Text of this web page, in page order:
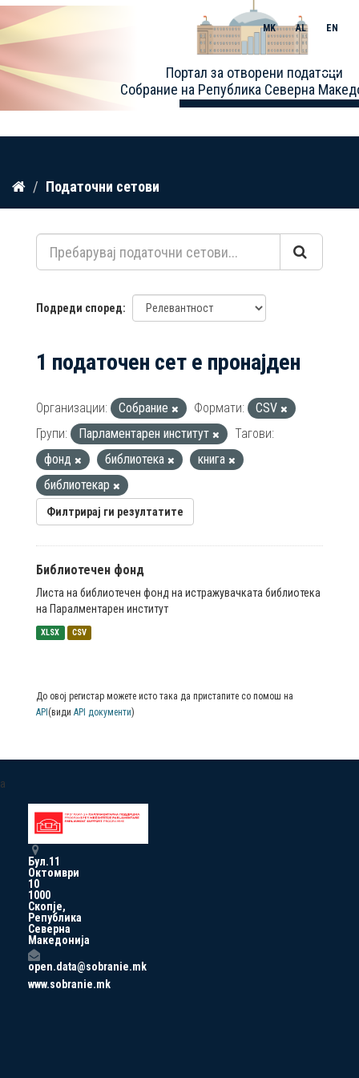
Прескокнете
содржина
Портал за отворени податоци
Собрание на Република Северна
MK AL EN
Toggle
Податочни сетови
Подреди според
1 податочен сет е пронајден
Организации: Собрание Формати:
CSV
Групи:
Парламентарен институт
Тагови:
фонд
библиотека
книга
библиотекар
Филтрирај ги резултатите
Библиотечен фонд
Листа на библиотечен фонд на истражувачката библиотека
на Паралментарен институт
XLSX CSV
До овој регистар можете исто така да пристапите со помош на
API (види API документи)
a
Бул.11
Октомври
10
1000
Скопје,
Република
Северна
Македонија
open.data@sobranie.mk
www.sobranie.mk